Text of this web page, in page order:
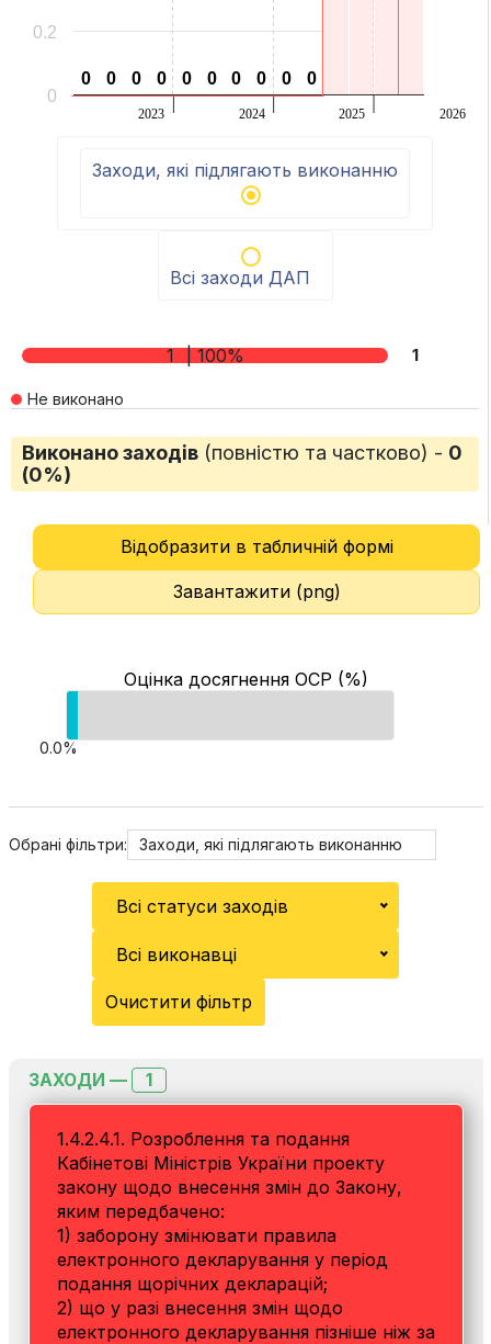
0
0 0
0 0
0 0
0 0
0 0
0 0
0 0
0 0
0 0
0
2023 2024 2025 2026
0
0.2
Заходи, які підлягають виконанню
Всі заходи ДАП
1 | 100% 1
Не виконано
Виконано заходів (повністю та частково) - 0
(0%)
Відобразити в табличній формі
Завантажити (png)
Оцінка досягнення ОСР (%)
0.0%
Обрані фільтри: Заходи, які підлягають виконанню
Всі статуси заходів
Всі виконавці
Очистити фільтр
ЗАХОДИ — 1
1.4.2.4.1. Розроблення та подання
Кабінетові Міністрів України проекту
закону щодо внесення змін до Закону,
яким передбачено:
1) заборону змінювати правила
електронного декларування у період
подання щорічних декларацій;
2) що у разі внесення змін щодо
електронного декларування пізніше ніж за